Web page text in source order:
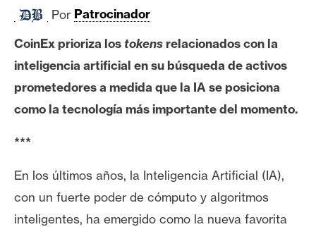
B
i
t
o
i
E
t
h
Por Patrocinador
CoinEx prioriza los tokensrelacionados con la
inteligencia artificial en su búsqueda de activos
prometedores a medida que la IA se posiciona
como la tecnología más importante del momento.
***
En los últimos años, la Inteligencia Artificial (IA),
con un fuerte poder de cómputo y algoritmos
inteligentes, ha emergido como la nueva favorita